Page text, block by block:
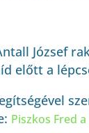
József
előtt a
Piszkos Fred